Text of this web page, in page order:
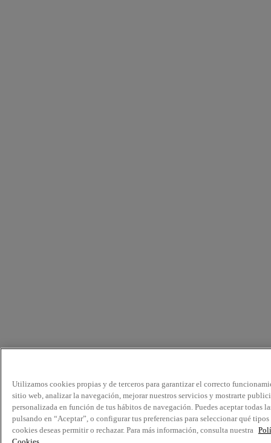
Utilizamos cookies propias y de terceros para garantizar el correcto
sitio web, analizar la navegación, mejorar nuestros servicios y mostrarte
personalizada en función de tus hábitos de navegación. Puedes aceptar todas
pulsando en “Aceptar”, o configurar tus preferencias para seleccionar qué tipos
cookies deseas permitir o rechazar. Para más información, consulta nuestra